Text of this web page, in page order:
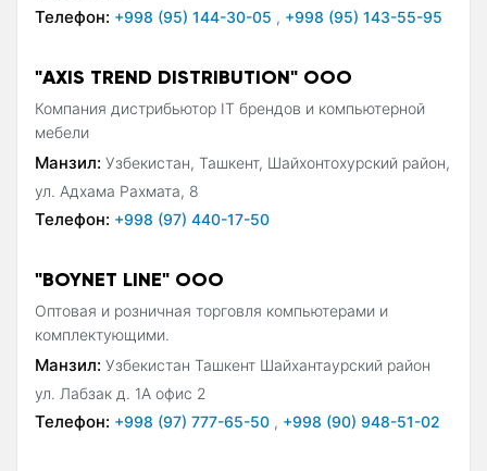
Телефон: +998 (95) 144-30-05 , +998 (95) 143-55-95
"AXIS TREND DISTRIBUTION" ООО
Компания дистрибьютор IT брендов и компьютерной
мебели
Манзил: Узбекистан, Ташкент, Шайхонтохурский район,
ул. Адхама Рахмата, 8
Телефон: +998 (97) 440-17-50
"BOYNET LINE" ООО
Оптовая и розничная торговля компьютерами и
комплектующими.
Манзил: Узбекистан Ташкент Шайхантаурский район
ул. Лабзак д. 1А офис 2
Телефон: +998 (97) 777-65-50 , +998 (90) 948-51-02